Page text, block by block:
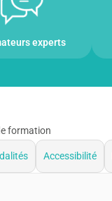
experts
formation
Accessibilité